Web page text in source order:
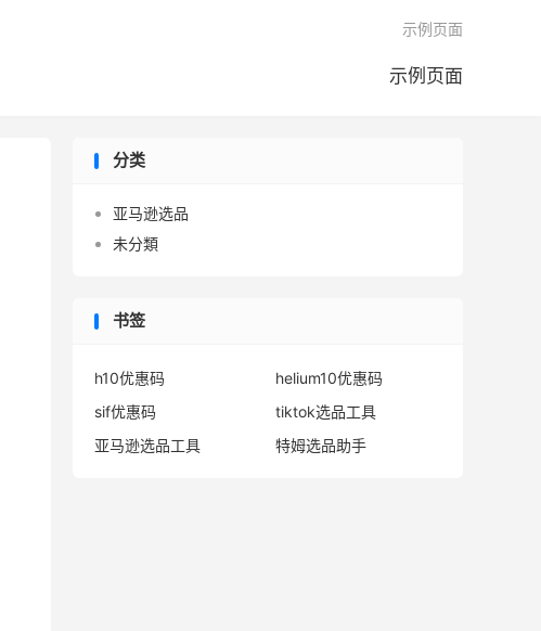
示例页面
示例页面
分类
亚马逊选品
未分類
书签
h10优惠码
helium10优惠码
sif优惠码
tiktok选品工具
亚马逊选品工具
特姆选品助手